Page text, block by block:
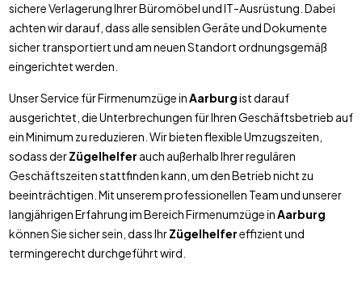
sichere Verlagerung Ihrer Büromöbel und IT-Ausrüstung. Dabei
achten wir darauf, dass alle sensiblen Geräte und Dokumente
sicher transportiert und am neuen Standort ordnungsgemäß
eingerichtet werden.
Unser Service für Firmenumzüge inAarburgist darauf
ausgerichtet, die Unterbrechungen für Ihren Geschäftsbetrieb auf
ein Minimum zu reduzieren. Wir bieten flexible Umzugszeiten,
sodass derZügelhelfer auch außerhalb Ihrer regulären
Geschäftszeiten stattfinden kann, um den Betrieb nicht zu
beeinträchtigen. Mit unserem professionellen Team und unserer
langjährigen Erfahrung im Bereich Firmenumzüge inAarburg
können Sie sicher sein, dass IhrZügelhelfereffizient und
termingerecht durchgeführt wird.